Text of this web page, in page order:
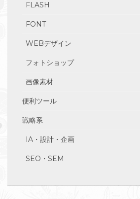
FLASH
FONT
WEBデザイン
フォトショップ
画像素材
便利ツール
戦略系
IA・設計・企画
SEO・SEM